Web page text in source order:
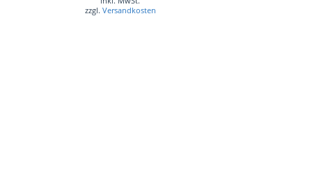
zzgl. Versandkosten